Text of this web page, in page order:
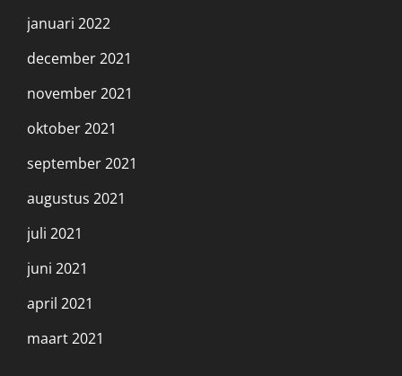
januari 2022
december 2021
november 2021
oktober 2021
september 2021
augustus 2021
juli 2021
juni 2021
april 2021
maart 2021